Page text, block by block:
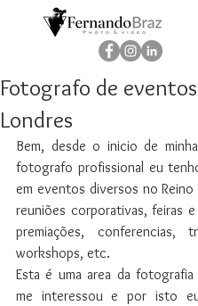
Fotografo de
Londres
Bem, desde o inicio de
fotografo profissional eu
em eventos diversos no Reino
reuniões corporativas, feiras e
premiações, conferencias,
workshops, etc.
Esta é uma area da fotografia
me interessou e por isto